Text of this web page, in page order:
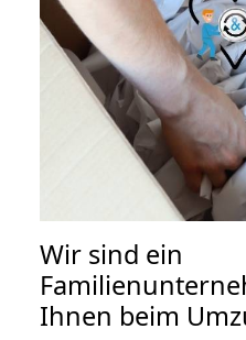
Wir sind ein
Ihnen beim